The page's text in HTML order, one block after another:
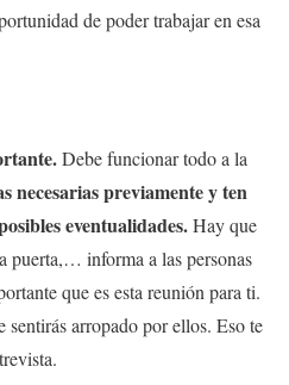
de poder trabajar en esa
Debe funcionar todo a la
necesarias previamente y ten
eventualidades.Hay que
puerta,… informa a las personas
que es esta reunión para ti.
sentirás arropado por ellos. Eso te